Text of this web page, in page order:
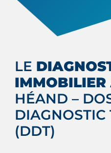
LE
IMMOBILIER
HÉAND –
DIAGNOSTIC
(DDT)